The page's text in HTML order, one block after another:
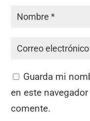
Guarda mi
en este
comente.